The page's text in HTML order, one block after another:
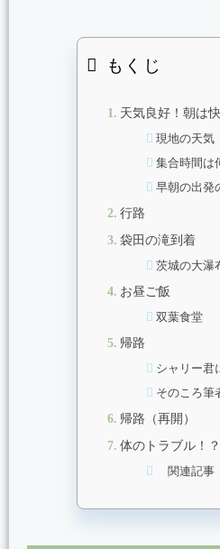
もくじ
天気良好！朝は快
現地の天気
集合時間は
早朝の出発
行路
袋田の滝到着
茨城の大瀑
お昼ご飯
双葉食堂
帰路
シャリー君
そのころ筆
帰路（再開）
体のトラブル！？
関連記事